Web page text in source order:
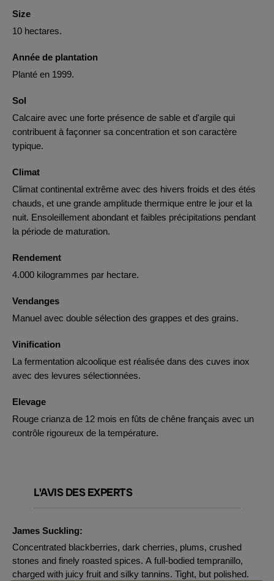
Size
10 hectares.
Année de plantation
Planté en 1999.
Sol
Calcaire avec une forte présence de sable et d'argile qui
contribuent à façonner sa concentration et son caractère
typique.
Climat
Climat continental extrême avec des hivers froids et des étés
chauds, et une grande amplitude thermique entre le jour et la
nuit. Ensoleillement abondant et faibles précipitations pendant
la période de maturation.
Rendement
4.000 kilogrammes par hectare.
Vendanges
Manuel avec double sélection des grappes et des grains.
Vinification
La fermentation alcoolique est réalisée dans des cuves inox
avec des levures sélectionnées.
Elevage
Rouge crianza de 12 mois en fûts de chêne français avec un
contrôle rigoureux de la température.
L'AVIS DES EXPERTS
James Suckling:
Concentrated blackberries, dark cherries, plums, crushed
stones and finely roasted spices. A full-bodied tempranillo,
charged with juicy fruit and silky tannins. Tight, but polished.